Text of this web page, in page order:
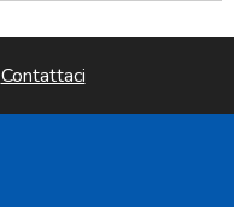
Contattaci